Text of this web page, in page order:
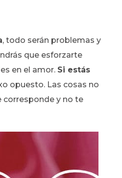
, todo serán problemas y
que esforzarte
en el amor. Si estás
opuesto. Las cosas no
corresponde y no te